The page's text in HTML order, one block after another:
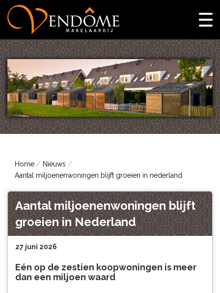
Home
Nieuws
Aantal miljoenenwoningen blijft groeien in nederland
Aantal miljoenenwoningen blijft
groeien in Nederland
27 juni 2026
Eén op de zestien koopwoningen is meer
dan een miljoen waard